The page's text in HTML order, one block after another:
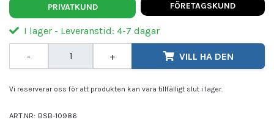
PRIVATKUND FÖRETAGSKUND
I lager - Leveranstid: 4-7 dagar
- + VILL HA DEN
Vi reserverar oss för att produkten kan vara tillfälligt slut i lager.
ART.NR: BSB-10986